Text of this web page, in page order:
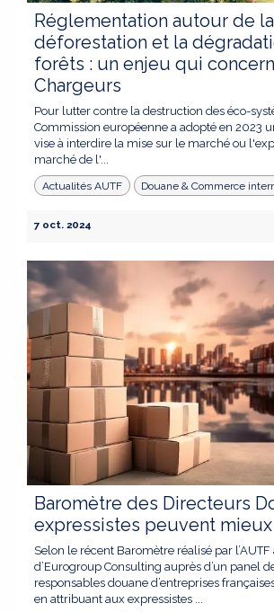
Réglementation autour de la
déforestation et la
forêts : un enjeu qui
Chargeurs
Pour lutter contre la destruction des éco-
Commission européenne a adopté en 2023
vise à interdire la mise sur le marché ou
marché de l'...
Actualités AUTF Douane & Commerce
7 oct. 2024
Baromètre des Directeurs
expressistes peuvent
Selon le récent Baromètre réalisé par
d’Eurogroup Consulting auprès d’un panel
responsables douane d’entreprises
en attribuant aux expressistes ...